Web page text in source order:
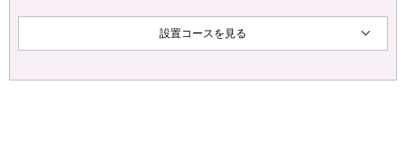
設置コースを見る